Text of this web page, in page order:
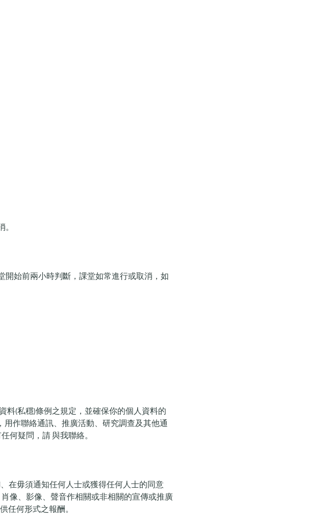
。
開始前兩小時判斷，課堂如常進行或取消，如
料(私穩)條例之規定，並確保你的個人資料的
作聯絡通訊、推廣活動、研究調查及其他通
何疑問，請 與我聯絡。​
在毋須通知任何人士或獲得任何人士的同意
像、影像、聲音作相關或非相關的宣傳或推廣
任何形式之報酬。